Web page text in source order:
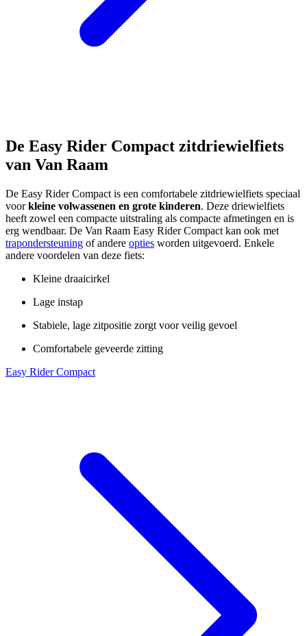
De Easy Rider Compact zitdriewielfiets
van Van Raam
De Easy Rider Compact is een comfortabele zitdriewielfiets speciaal
voorkleine volwassenen en grote kinderen. Deze driewielfiets
heeft zowel een compacte uitstraling als compacte afmetingen en is
erg wendbaar. De Van Raam Easy Rider Compact kan ook met
trapondersteuning of andere opties worden uitgevoerd. Enkele
andere voordelen van deze fiets:
Kleine draaicirkel
Lage instap
Stabiele, lage zitpositie zorgt voor veilig gevoel
Comfortabele geveerde zitting
Easy Rider Compact